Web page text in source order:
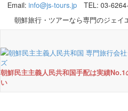
Email: info@js-tours.jp
TEL: 03-
朝鮮旅行・ツアーなら専門のジェイ
朝鮮民主主義人民共和国手配は実績
い